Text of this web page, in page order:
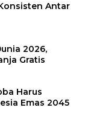
Antar
2026,
Gratis
Harus
Emas 2045